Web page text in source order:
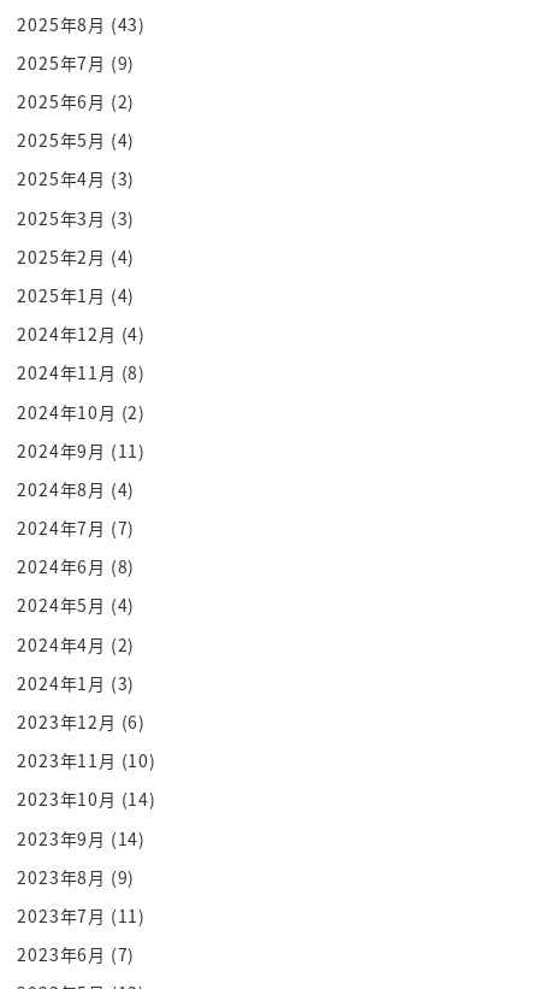
よ
この南部坂は確かねタモリさんの坂道の方にも出て
くるんだよねー
a
あのタモリさんの本が好きでねー
さあここに書いてあるはずだ俺の記憶が確かならば
きましたよほら南部坂江戸時代初期に南部家
中屋敷があったためといい忠臣蔵で有名である
後険しいため南部坂とも書いたと
忠臣蔵で有名な坂だと
どこで飯降かねぇ
ね騎士小料理屋さんですよ
メキシカンステーキだ
[笑い]
悪くないけどねぇ
ああここは
なんかオ s そうなしゃもじ置いてあるけど支度中だ
自在型もあるの会
支度中だね
9ねー
焼き鳥屋さんも力5タモリ方
当面の間18時からか
あぁそっか忙しいのウソされてた
湘南だ
いいの優しい
9エザリアマーマルジウさんがお安いですよさ
9位だぞまるじゅうさんはなに屋さんなんですか
2025年8月 (43)
2025年7月 (9)
2025年6月 (2)
2025年5月 (4)
2025年4月 (3)
2025年3月 (3)
2025年2月 (4)
2025年1月 (4)
2024年12月 (4)
2024年11月 (8)
2024年10月 (2)
2024年9月 (11)
2024年8月 (4)
2024年7月 (7)
2024年6月 (8)
2024年5月 (4)
2024年4月 (2)
2024年1月 (3)
2023年12月 (6)
2023年11月 (10)
2023年10月 (14)
2023年9月 (14)
2023年8月 (9)
2023年7月 (11)
2023年6月 (7)